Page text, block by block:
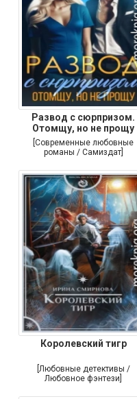
Развод с сюрпризом.
Отомщу, но не прощу
[Современные любовные
романы / Самиздат]
Королевский тигр
[Любовные детективы /
Любовное фэнтези]